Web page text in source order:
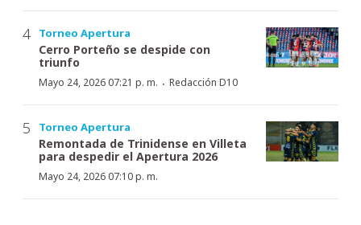
Torneo Apertura
Cerro Porteño se despide con
triunfo
Mayo 24, 2026 07:21 p. m. · Redacción D10
Torneo Apertura
Remontada de Trinidense en Villeta
para despedir el Apertura 2026
Mayo 24, 2026 07:10 p. m.